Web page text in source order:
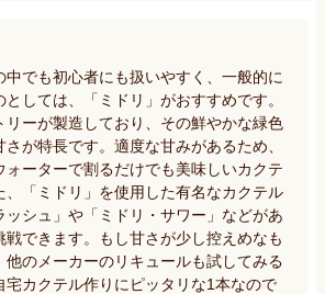
中でも初心者にも扱いやすく、一般的に
しては、「ミドリ」がおすすめです。
リーが製造しており、その鮮やかな緑色
が特長です。適度な甘みがあるため、
ォーターで割るだけでも美味しいカクテ
、「ミドリ」を使用した有名なカクテル
ッシュ」や「ミドリ・サワー」などがあ
戦できます。もし甘さが少し控えめなも
他のメーカーのリキュールも試してみる
宅カクテル作りにピッタリな1本なので